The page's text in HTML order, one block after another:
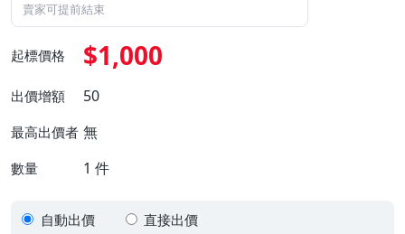
賣家可提前結束
起標價格 $1,000
出價增額 50
最高出價者 無
數量 1 件
自動出價 直接出價